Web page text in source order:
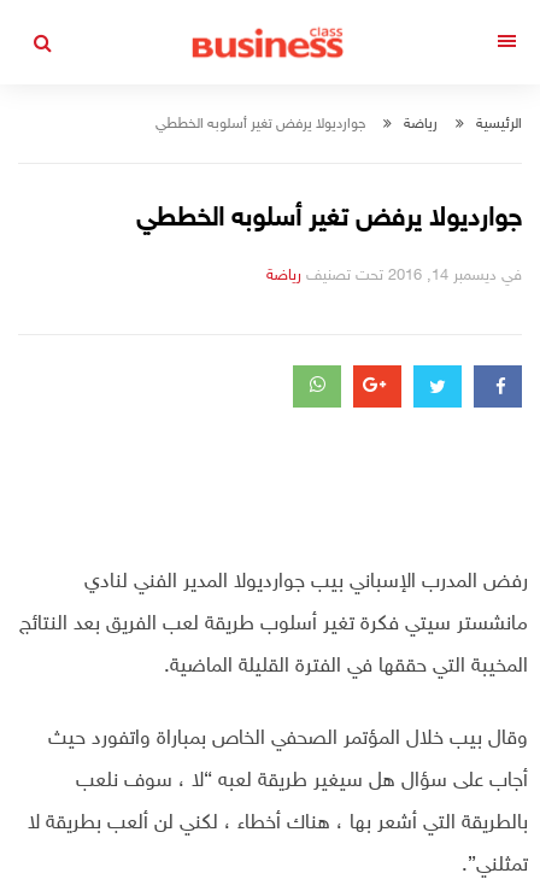
الرئيسية رياضة جوارديولا يرفض تغير أسلوبه الخططي
جوارديولا يرفض تغير أسلوبه الخططي
في ديسمبر 14, 2016 تحت تصنيف التصانيف
رياضة
رفض المدرب الإسباني بيب جوارديولا المدير الفني لنادي
مانشستر سيتي فكرة تغير أسلوب طريقة لعب الفريق بعد النتائج
المخيبة التي حققها في الفترة القليلة الماضية.
وقال بيب خلال المؤتمر الصحفي الخاص بمباراة واتفورد حيث
أجاب على سؤال هل سيغير طريقة لعبه “لا ، سوف نلعب
بالطريقة التي أشعر بها ، هناك أخطاء ، لكني لن ألعب بطريقة لا
تمثلني”.